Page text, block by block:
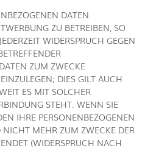
DATEN
ZU BETREIBEN, SO
WIDERSPRUCH GEGEN
ZUM ZWECKE
DIES GILT AUCH
ES MIT SOLCHER
STEHT. WENN SIE
IHRE PERSONENBEZOGENEN
MEHR ZUM ZWECKE DER
(WIDERSPRUCH NACH